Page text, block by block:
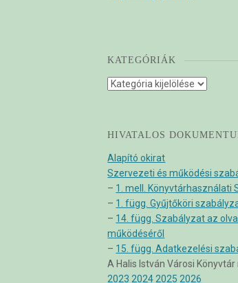
KATEGÓRIÁK
Kategóriák
HIVATALOS
Alapító okirat
Szervezeti és működési
– 1. mell. Könyvtárhasználati
– 1. függ. Gyűjtőköri
– 14. függ. Szabályzat az
működéséről
– 15. függ. Adatkezelési
A Halis István Városi
2023 2024 2025 2026